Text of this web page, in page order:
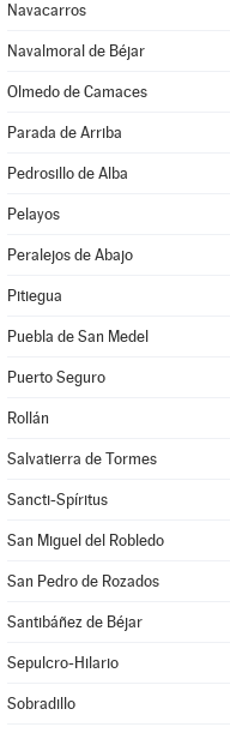
Navacarros
Navalmoral de Béjar
Olmedo de Camaces
Parada de Arriba
Pedrosillo de Alba
Pelayos
Peralejos de Abajo
Pitiegua
Puebla de San Medel
Puerto Seguro
Rollán
Salvatierra de Tormes
Sancti-Spíritus
San Miguel del Robledo
San Pedro de Rozados
Santibáñez de Béjar
Sepulcro-Hilario
Sobradillo